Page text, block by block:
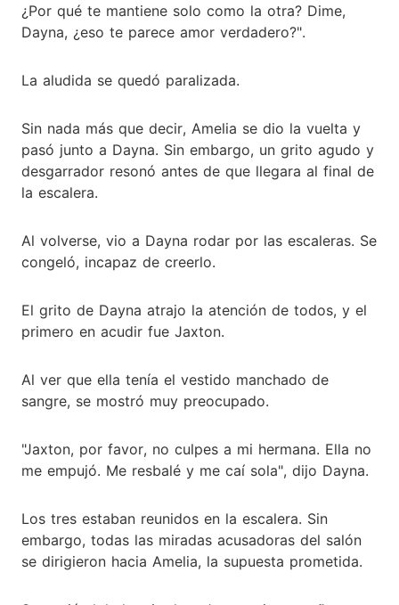
¿Por qué te mantiene solo como la otra? Dime,
Dayna, ¿eso te parece amor verdadero?".
La aludida se quedó paralizada.
Sin nada más que decir, Amelia se dio la vuelta y
pasó junto a Dayna. Sin embargo, un grito agudo y
desgarrador resonó antes de que llegara al final de
la escalera.
Al volverse, vio a Dayna rodar por las escaleras. Se
congeló, incapaz de creerlo.
El grito de Dayna atrajo la atención de todos, y el
primero en acudir fue Jaxton.
Al ver que ella tenía el vestido manchado de
sangre, se mostró muy preocupado.
"Jaxton, por favor, no culpes a mi hermana. Ella no
me empujó. Me resbalé y me caí sola", dijo Dayna.
Los tres estaban reunidos en la escalera. Sin
embargo, todas las miradas acusadoras del salón
se dirigieron hacia Amelia, la supuesta prometida.